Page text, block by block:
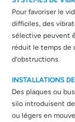
Pour favoriser le
difficiles, des
sélective peuvent
réduit le temps de
d’obstructions.
INSTALLATIONS
Des plaques ou
silo introduisent de
ou légers en